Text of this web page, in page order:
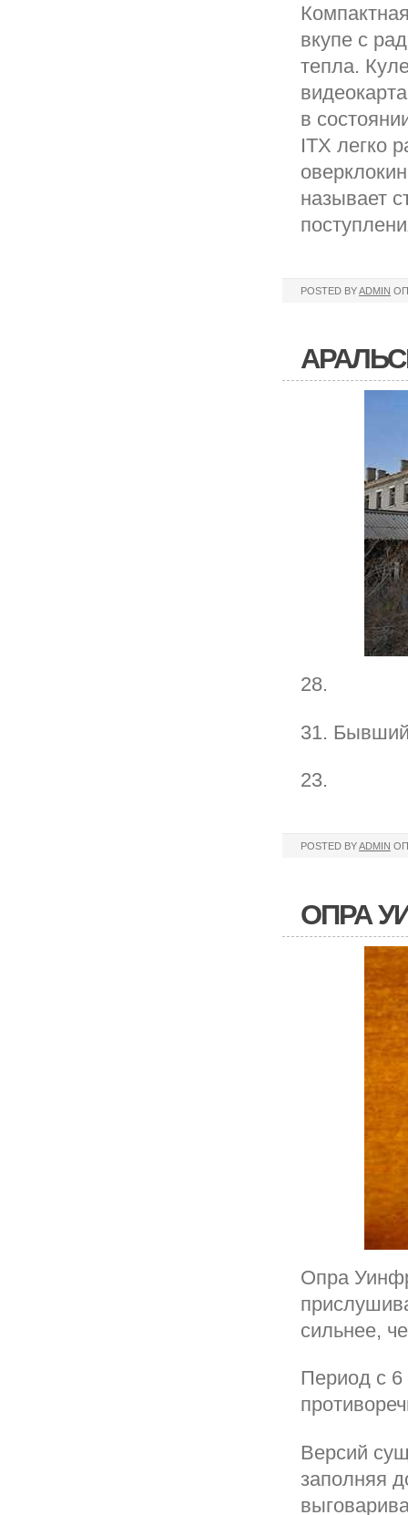
вкупе с
тепла.
в
ITX легко
называет
POSTED BYADMIN
28.
31. Бывший
23.
POSTED BYADMIN
ОПРА
Опра
сильнее,
Период с
Версий
заполняя